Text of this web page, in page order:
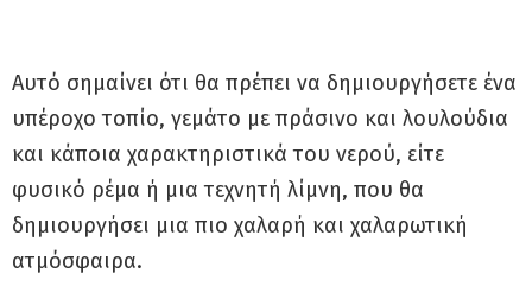
Αυτό σημαίνει ότι θα πρέπει να δημιουργήσετε ένα
υπέροχο τοπίο, γεμάτο με πράσινο και λουλούδια
και κάποια χαρακτηριστικά του νερού, είτε
φυσικό ρέμα ή μια τεχνητή λίμνη, που θα
δημιουργήσει μια πιο χαλαρή και χαλαρωτική
ατμόσφαιρα.